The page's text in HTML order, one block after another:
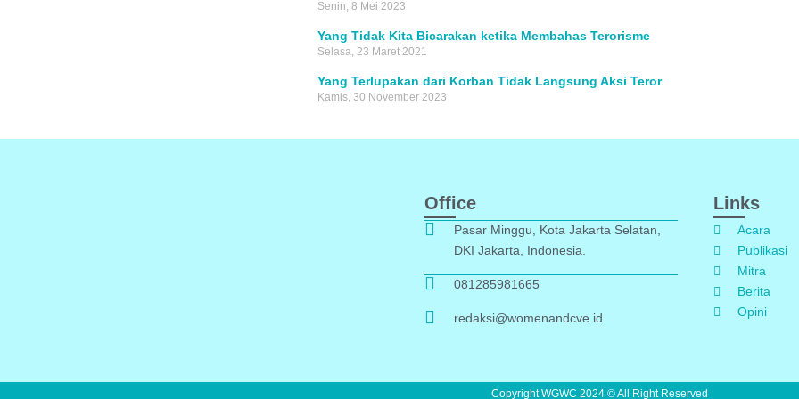
Senin, 8 Mei 2023
Yang Tidak Kita Bicarakan ketika Membahas Terorisme
Selasa, 23 Maret 2021
Yang Terlupakan dari Korban Tidak Langsung Aksi Teror
Kamis, 30 November 2023
Office
Pasar Minggu, Kota Jakarta Selatan,
DKI Jakarta, Indonesia.
081285981665
redaksi@womenandcve.id
Links
Acara
Publikasi
Mitra
Berita
Opini
Copyright WGWC 2024 © All Right Reserved